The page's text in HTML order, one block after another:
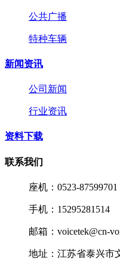
公共广播
特种车辆
新闻资讯
公司新闻
行业资讯
资料下载
联系我们
座机：0523-87599701
手机：15295281514
邮箱：voicetek@cn-
地址：江苏省泰兴市